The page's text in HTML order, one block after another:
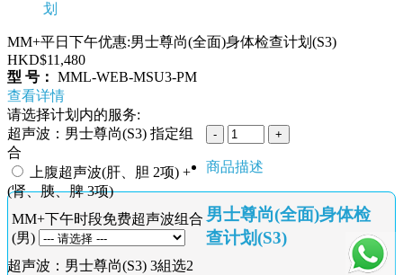
划
MM+平日下午优惠:男士尊尚(全面)身体检查计划(S3)
HKD$11,480
型 号： MML-WEB-MSU3-PM
查看详情
请选择计划内的服务:
超声波：男士尊尚(S3) 指定组
合
上腹超声波(肝、胆 2项) +
(肾、胰、脾 3项)
MM+下午时段免费超声波组合
(男)
超声波：男士尊尚(S3) 3組选2
商品描述
男士尊尚(全面)身体检
查计划(S3)